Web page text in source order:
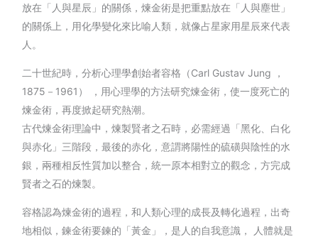
放在「人與星辰」的關係，煉金術是把重點放在「人與塵世」
的關係上，用化學變化來比喻人類，就像占星家用星辰來代表
人。
二十世紀時，分析心理學創始者容格（Carl Gustav Jung ，
1875－1961） ，用心理學的方法研究煉金術，使一度死亡的
煉金術，再度掀起研究熱潮。
古代煉金術理論中，煉製賢者之石時，必需經過「黑化、白化
與赤化」三階段，最後的赤化，意謂將陽性的硫磺與陰性的水
銀，兩種相反性質加以整合，統一原本相對立的觀念，方完成
賢者之石的煉製。
容格認為煉金術的過程，和人類心理的成長及轉化過程，出奇
地相似，鍊金術要鍊的「黃金」，是人的自我意識， 人體就是